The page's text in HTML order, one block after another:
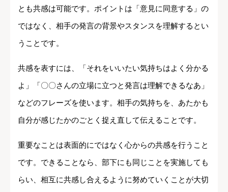
とも共感は可能です。ポイントは「意見に同意する」の
ではなく、相手の発言の背景やスタンスを理解するとい
うことです。
共感を表すには、「それをいいたい気持ちはよく分かる
よ」「〇〇さんの立場に立つと発言は理解できるなあ」
などのフレーズを使います。相手の気持ちを、あたかも
自分が感じたかのごとく捉え直して伝えることです。
重要なことは表面的にではなく心からの共感を行うこと
です。できることなら、部下にも同じことを実施しても
らい、相互に共感し合えるように努めていくことが大切